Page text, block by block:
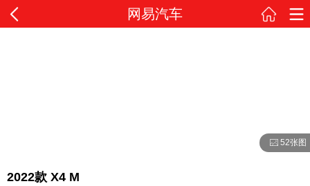
网易汽车
52张图
2022款 X4 M